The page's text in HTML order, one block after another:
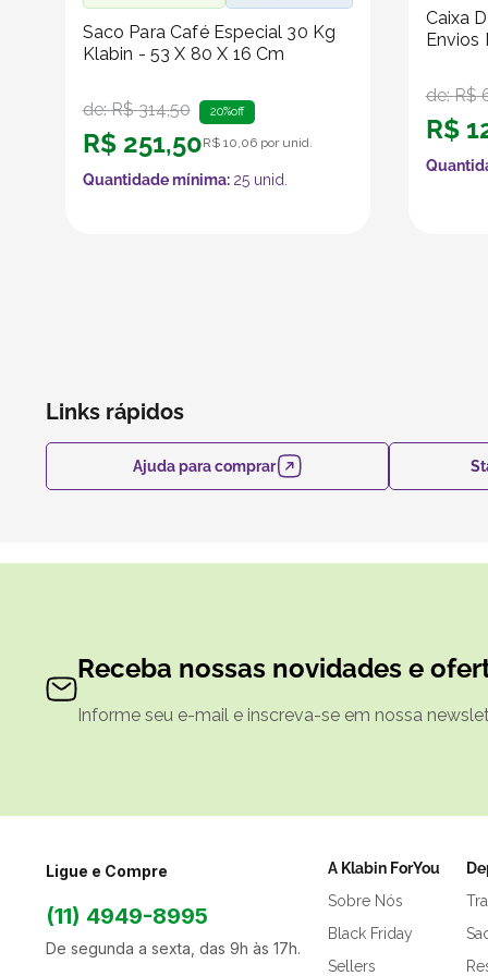
Saco Para Café Especial 30 Kg
Klabin - 53 X 80 X 16 Cm
de:R$ 314,50 20%off
R$ 251,50R$ 10,06por unid.
Quantidade mínima: 25unid.
Caixa
Envios
de:R$
R$
Links rápidos
Ajuda para comprar
Receba nossas novidades e
Informe seu e-mail e inscreva-se em nossa
Ligue e Compre
(11) 4949-8995
De segunda a sexta, das 9h às 17h.
A Klabin ForYou
Sobre Nós
Black Friday
Sellers